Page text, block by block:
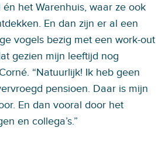
het Warenhuis, waar ze ook
En dan zijn er al een
vogels bezig met een work-out
gezien mijn leeftijd nog
“Natuurlijk! Ik heb geen
pensioen. Daar is mijn
En dan vooral door het
en collega’s.”